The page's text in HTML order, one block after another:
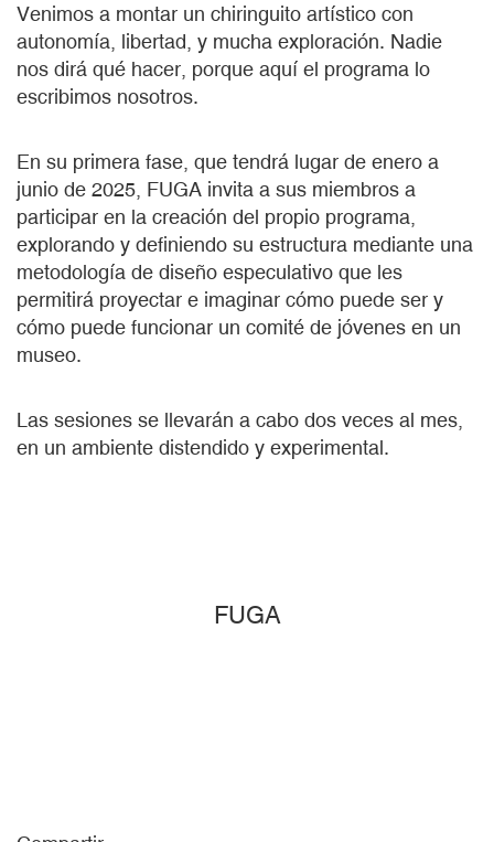
Venimos a montar un chiringuito artístico con
autonomía, libertad, y mucha exploración. Nadie
nos dirá qué hacer, porque aquí el programa lo
escribimos nosotros.
En su primera fase, que tendrá lugar de enero a
junio de 2025, FUGA invita a sus miembros a
participar en la creación del propio programa,
explorando y definiendo su estructura mediante una
metodología de diseño especulativo que les
permitirá proyectar e imaginar cómo puede ser y
cómo puede funcionar un comité de jóvenes en un
museo.
Las sesiones se llevarán a cabo dos veces al mes,
en un ambiente distendido y experimental.
FUGA